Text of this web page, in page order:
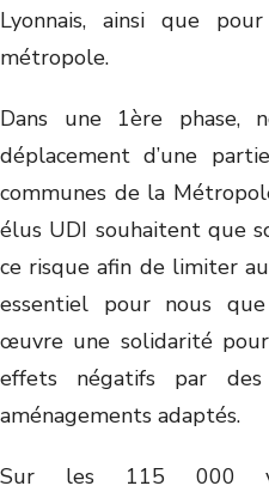
Lyonnais, ainsi que
métropole.
Dans une 1ère phase,
déplacement d’une
communes de la
élus UDI souhaitent que
ce risque afin de limiter
essentiel pour nous
œuvre une solidarité
effets négatifs par des
aménagements adaptés.
Sur les 115 000